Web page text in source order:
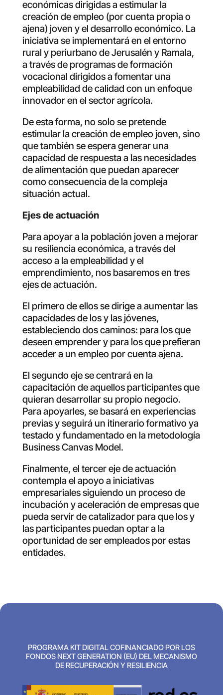
económicas dirigidas a estimular la
creación de empleo (por cuenta propia o
ajena) joven y el desarrollo económico. La
iniciativa se implementará en el entorno
rural y periurbano de Jerusalén y Ramala,
a través de programas de formación
vocacional dirigidos a fomentar una
empleabilidad de calidad con un enfoque
innovador en el sector agrícola.
De esta forma, no solo se pretende
estimular la creación de empleo joven, sino
que también se espera generar una
capacidad de respuesta a las necesidades
de alimentación que puedan aparecer
como consecuencia de la compleja
situación actual.
Ejes de actuación
Para apoyar a la población joven a mejorar
su resiliencia económica, a través del
acceso a la empleabilidad y el
emprendimiento, nos basaremos en tres
ejes de actuación.
El primero de ellos se dirige a aumentar las
capacidades de los y las jóvenes,
estableciendo dos caminos: para los que
deseen emprender y para los que prefieran
acceder a un empleo por cuenta ajena.
El segundo eje se centrará en la
capacitación de aquellos participantes que
quieran desarrollar su propio negocio.
Para apoyarles, se basará en experiencias
previas y seguirá un itinerario formativo ya
testado y fundamentado en la metodología
Business Canvas Model.
Finalmente, el tercer eje de actuación
contempla el apoyo a iniciativas
empresariales siguiendo un proceso de
incubación y aceleración de empresas que
pueda servir de catalizador para que los y
las participantes puedan optar a la
oportunidad de ser empleados por estas
entidades.
PROGRAMA KIT DIGITAL COFINANCIADO POR LOS
FONDOS NEXT GENERATION (EU) DEL MECANISMO
DE RECUPERACIÓN Y RESILIENCIA